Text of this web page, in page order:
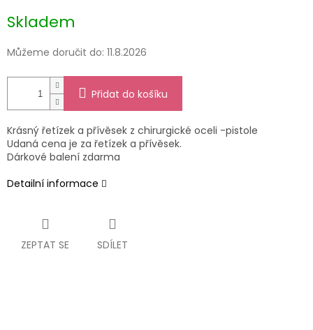
cena:
Skladem
Můžeme doručit do: 11.8.2026
Přidat do košíku
Krásný řetízek a přívěsek z chirurgické oceli -pistole
Udaná cena je za řetízek a přívěsek.
Dárkové balení zdarma
Detailní informace
ZEPTAT SE SDÍLET